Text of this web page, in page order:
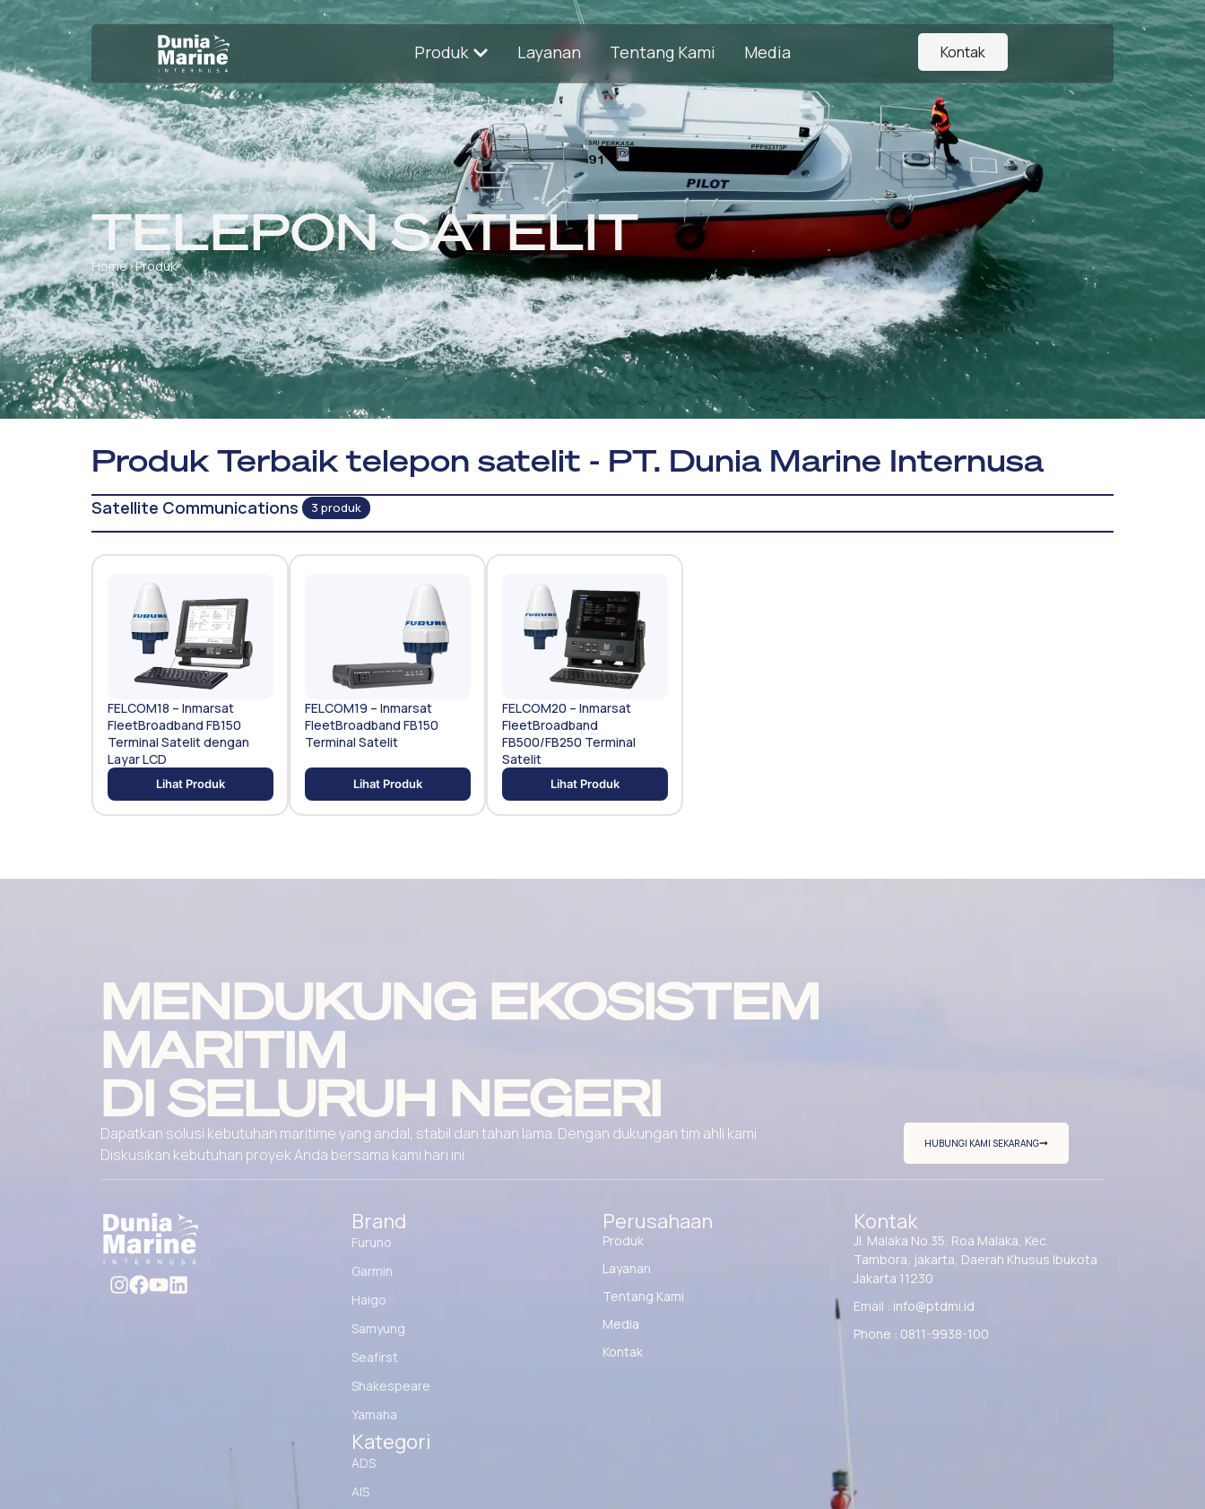
Produk Layanan Tentang Kami Media Kontak
TELEPON SATELIT
Home›Produk
Produk Terbaik telepon satelit - PT. Dunia Marine Internusa
Satellite Communications 3 produk
FELCOM18 – Inmarsat
FleetBroadband FB150
Terminal Satelit dengan
Layar LCD
Lihat Produk
FELCOM19 – Inmarsat
FleetBroadband FB150
Terminal Satelit
Lihat Produk
FELCOM20 – Inmarsat
FleetBroadband
FB500/FB250 Terminal
Satelit
Lihat Produk
MENDUKUNG EKOSISTEM
MARITIM
DI SELURUH NEGERI
Dapatkan solusi kebutuhan maritime yang andal, stabil dan tahan lama. Dengan dukungan tim ahli kami
Diskusikan kebutuhan proyek Anda bersama kami hari ini.
HUBUNGI KAMI SEKARANG
Brand
Furuno
Garmin
Haigo
Samyung
Seafirst
Shakespeare
Yamaha
Kategori
ADS
AIS
Perusahaan
Produk
Layanan
Tentang Kami
Media
Kontak
Kontak
Jl. Malaka No.35, Roa Malaka, Kec.
Tambora, jakarta, Daerah Khusus Ibukota
Jakarta 11230
Email : info@ptdmi.id
Phone : 0811-9938-100